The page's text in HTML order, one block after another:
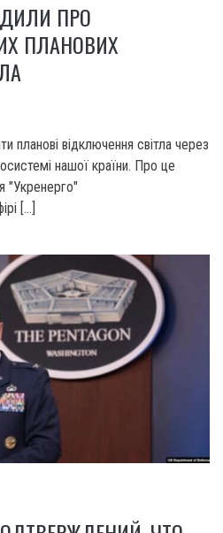
ПРО
ПЛАНОВИХ
планові відключення світла через
нашої країни. Про це
"Укренерго"
[…]